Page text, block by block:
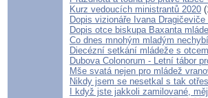
Kurz vedoucích ministrantů 2020
Dopis vizionáře Ivana
Dopis otce biskupa Baxanta
Co dnes mnohým mladým
Diecézní setkání mládeže s
Dubova Colonorum - Letní tábor
Mše svatá nejen pro mládež
Nikdy jsem se nesetkal s tak
I když jste jakkoli zamilované,